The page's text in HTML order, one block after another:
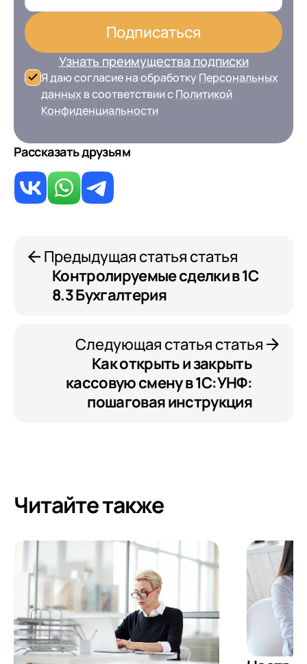
Подписаться
Узнать преимущества подписки
Я даю согласие на обработку Персональных
данных в соответствии сПолитикой
Конфиденциальности
Рассказать друзьям
Предыдущая статья статья
Контролируемые сделки в 1С
8.3 Бухгалтерия
Следующая статья статья
Как открыть и закрыть
кассовую смену в 1С:УНФ:
пошаговая инструкция
Читайте также